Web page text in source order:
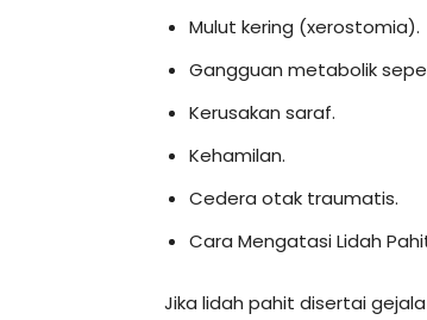
Mulut kering (xerostomia).
Gangguan metabolik
Kerusakan saraf.
Kehamilan.
Cedera otak traumatis.
Cara Mengatasi Lidah
Jika lidah pahit disertai